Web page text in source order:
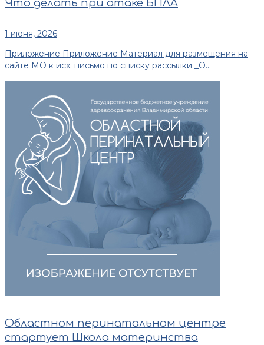
Что делать при атаке БПЛА
1 июня, 2026
Приложение Приложение Материал для размещения на
сайте МО к исх. письмо по списку рассылки _О...
Областном перинатальном центре
стартует Школа материнства